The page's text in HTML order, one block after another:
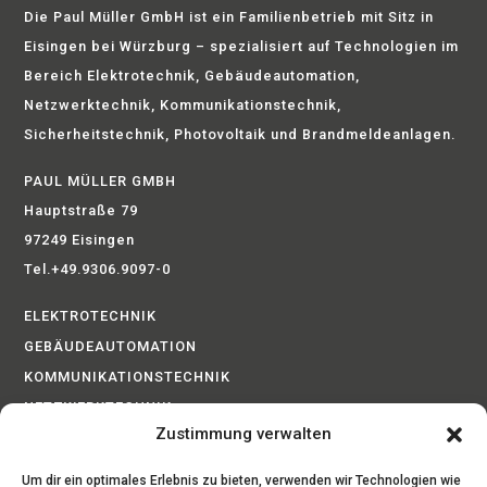
Zustimmung verwalten
Um dir ein optimales Erlebnis zu bieten, verwenden wir Technologien wie
Die Paul Müller GmbH ist ein Familienbetrieb mit Sitz in
Eisingen bei Würzburg – spezialisiert auf Technologien im
Bereich Elektrotechnik, Gebäudeautomation,
Netzwerktechnik, Kommunikationstechnik,
Sicherheitstechnik, Photovoltaik und Brandmeldeanlagen.
PAUL MÜLLER GMBH
Hauptstraße 79
97249 Eisingen
Tel.+49.9306.9097-0
ELEKTROTECHNIK
GEBÄUDEAUTOMATION
KOMMUNIKATIONSTECHNIK
NETZWERKTECHNIK
BRANDMELDEANLAGEN